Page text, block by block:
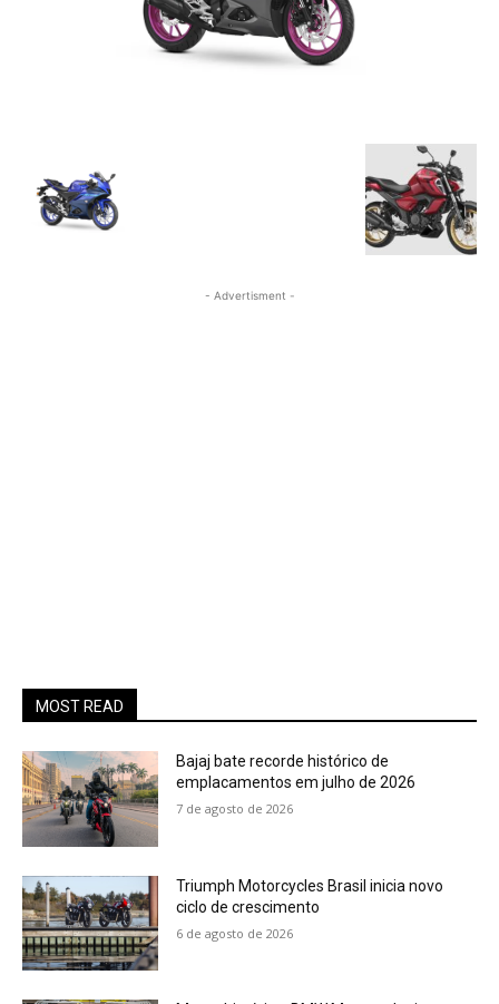
- Advertisment -
MOST READ
Bajaj bate recorde histórico de
emplacamentos em julho de 2026
7 de agosto de 2026
Triumph Motorcycles Brasil inicia novo
ciclo de crescimento
6 de agosto de 2026